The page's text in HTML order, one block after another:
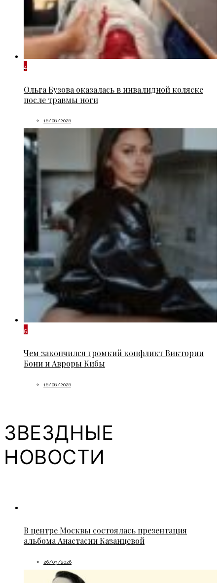
4
Ольга Бузова оказалась в инвалидной коляске
после травмы ноги
16/06/2026
5
Чем закончился громкий конфликт Виктории
Бони и Авроры Кибы
16/06/2026
ЗВЕЗДНЫЕ
НОВОСТИ
В центре Москвы состоялась презентация
альбома Анастасии Казанцевой
26/03/2026